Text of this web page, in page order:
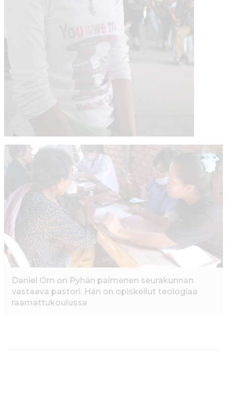
Daniel Orn on Pyhän paimenen seurakunnan
vastaava pastori. Hän on opiskellut teologiaa
raamattukoulussa